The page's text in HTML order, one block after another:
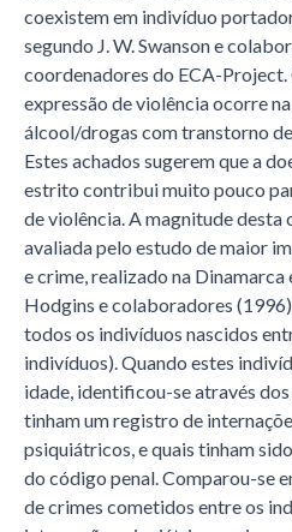
coexistem em indivíduo
segundo J. W. Swanson e
coordenadores do ECA-
expressão de violência ocorre
álcool/drogas com transtorno
Estes achados sugerem que a
estrito contribui muito pouco
de violência. A magnitude
avaliada pelo estudo de maior
e crime, realizado na
Hodgins e colaboradores
todos os indivíduos nascidos
indivíduos). Quando estes
idade, identificou-se através
tinham um registro de
psiquiátricos, e quais tinham
do código penal. Comparou-se
de crimes cometidos entre os